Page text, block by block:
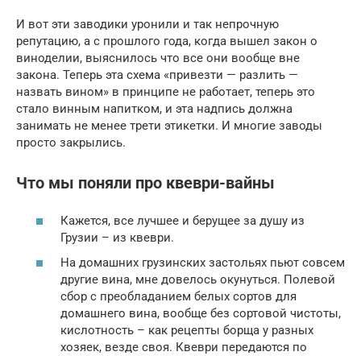
И вот эти заводики уронили и так непрочную
репутацию, а с прошлого года, когда вышел закон о
виноделии, выяснилось что все они вообще вне
закона. Теперь эта схема «привезти — разлить —
назвать вином» в принципе не работает, теперь это
стало винным напитком, и эта надпись должна
занимать не менее трети этикетки. И многие заводы
просто закрылись.
Что мы поняли про квеври-вайны
Кажется, все лучшее и берущее за душу из
Грузии – из квеври.
На домашних грузинских застольях пьют совсем
другие вина, мне довелось окунуться. Полевой
сбор с преобладанием белых сортов для
домашнего вина, вообще без сортовой чистоты,
кислотность – как рецепты борща у разных
хозяек, везде своя. Квеври передаются по